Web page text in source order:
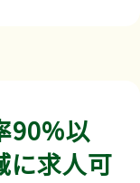
90%以
に求人可